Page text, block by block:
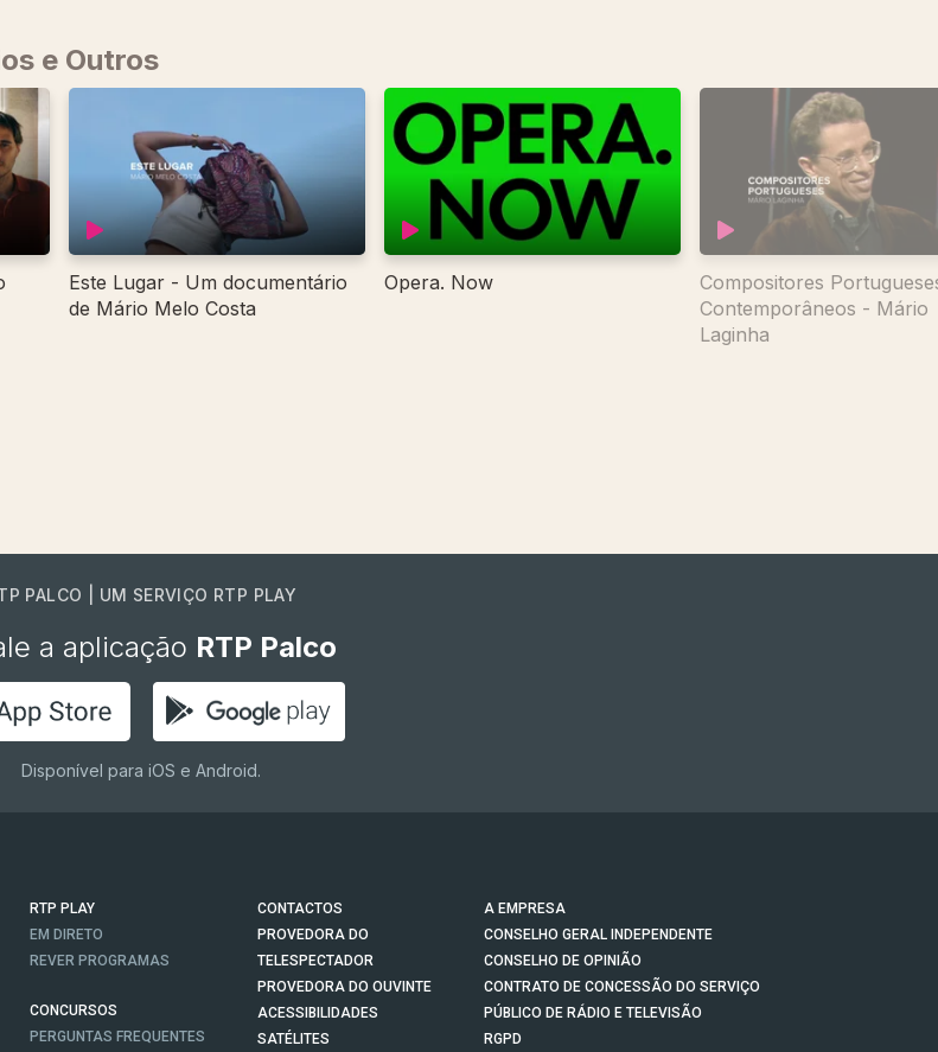
e Outros
Este Lugar - Um documentário
de Mário Melo Costa
Opera. Now
Compositores
Contemporâneos - Mário
Laginha
PALCO | UM SERVIÇO RTP PLAY
a aplicação RTP Palco
Disponível para iOS e Android.
RTP PLAY
EM DIRETO
REVER PROGRAMAS
CONCURSOS
PERGUNTAS FREQUENTES
CONTACTOS
PROVEDORA DO
TELESPECTADOR
PROVEDORA DO OUVINTE
ACESSIBILIDADES
SATÉLITES
A EMPRESA
CONSELHO GERAL INDEPENDENTE
CONSELHO DE OPINIÃO
CONTRATO DE CONCESSÃO DO SERVIÇO
PÚBLICO DE RÁDIO E TELEVISÃO
RGPD